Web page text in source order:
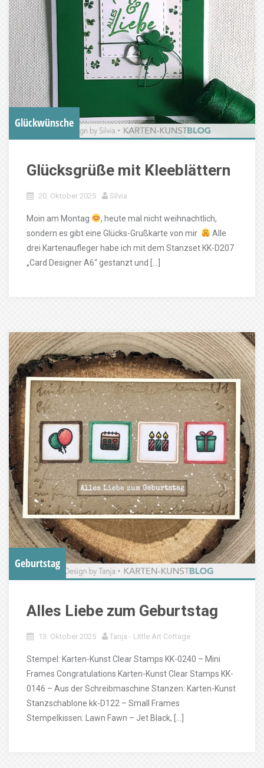
Glückwünsche
Glücksgrüße mit Kleeblättern
20. Oktober 2025 Silvia
Moin am Montag
, heute mal nicht weihnachtlich,
sondern es gibt eine Glücks-Grußkarte von mir
Alle
drei Kartenaufleger habe ich mit dem Stanzset KK-D207
„Card Designer A6“ gestanzt und […]
Geburtstag
Alles Liebe zum Geburtstag
13. Oktober 2025 Tanja - Little Art Cottage
Stempel: Karten-Kunst Clear Stamps KK-0240 – Mini
Frames Congratulations Karten-Kunst Clear Stamps KK-
0146 – Aus der Schreibmaschine Stanzen: Karten-Kunst
Stanzschablone kk-D122 – Small Frames
Stempelkissen: Lawn Fawn – Jet Black, […]